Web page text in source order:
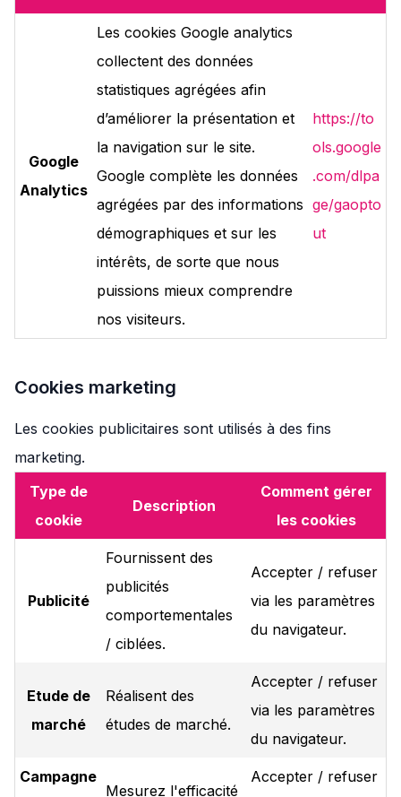
Google
Analytics
Les cookies Google analytics
collectent des données
statistiques agrégées afin
d’améliorer la présentation et
la navigation sur le site.
Google complète les données
agrégées par des informations
démographiques et sur les
intérêts, de sorte que nous
puissions mieux comprendre
nos visiteurs.
https://to
ols.google
.com/dlpa
ge/gaopto
ut
Cookies marketing
Les cookies publicitaires sont utilisés à des fins
marketing.
Type de
cookie
Description
Comment gérer
les cookies
Publicité
Fournissent des
publicités
comportementales
/ ciblées.
Accepter / refuser
via les paramètres
du navigateur.
Etude de
marché
Réalisent des
études de marché.
Accepter / refuser
via les paramètres
du navigateur.
Campagne
Mesurez l'efficacité
Accepter / refuser